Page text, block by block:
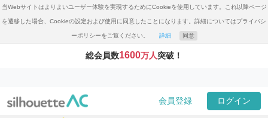
当Webサイトはよりよいユーザー体験を実現するためにCookieを使用しています。これ以降ページ
を遷移した場合、Cookieの設定および使用に同意したことになります。詳細についてはプライバシ
ーポリシーをご覧ください。 詳細 同意
総会員数1600万人突破！
会員登録 ログイン